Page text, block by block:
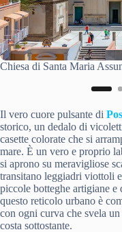
Chiesa di Santa Maria
Il vero cuore pulsante di
storico, un dedalo di
casette colorate che si
mare. È un vero e proprio
si aprono su meravigliose
transitano leggiadri viottoli
piccole botteghe artigiane e
questo reticolo urbano è
con ogni curva che svela
costa sottostante.